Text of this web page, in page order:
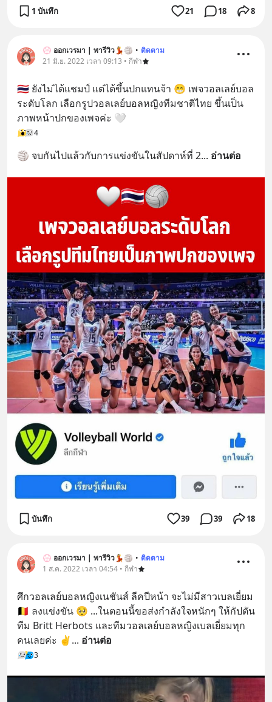
1 บันทึก 21 18 8
💮 ออกเวรมา | พารีวิว💃🏐 • ติดตาม
21 มิ.ย. 2022 เวลา 09:13 • กีฬา
🇹🇭 ยังไม่ได้แชมป์ แต่ได้ขึ้นปกแทนจ้า 😁 เพจวอลเลย์บอล
ระดับโลก เลือกรูปวอลเลย์บอลหญิงทีมชาติไทย ขึ้นเป็น
ภาพหน้าปกของเพจค่ะ 🤍
4
🏐 จบกันไปแล้วกับการแข่งขันในสัปดาห์ที่ 2... อ่านต่อ
บันทึก 39 39 18
💮 ออกเวรมา | พารีวิว💃🏐 • ติดตาม
1 ส.ค. 2022 เวลา 04:54 • กีฬา
ศึกวอลเลย์บอลหญิงเนชันส์ ลีคปีหน้า จะไม่มีสาวเบลเยี่ยม
🇧🇪 ลงแข่งขัน 🥺 ...ในตอนนี้ขอส่งกำลังใจหนักๆ ให้กัปตัน
ทีม Britt Herbots และทีมวอลเลย์บอลหญิงเบลเยี่ยมทุก
คนเลยค่ะ ✌️... อ่านต่อ
3